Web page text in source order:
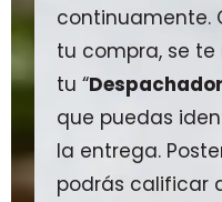
continuamente.
tu compra, se
tu “
que puedas
la entrega.
podrás calificar